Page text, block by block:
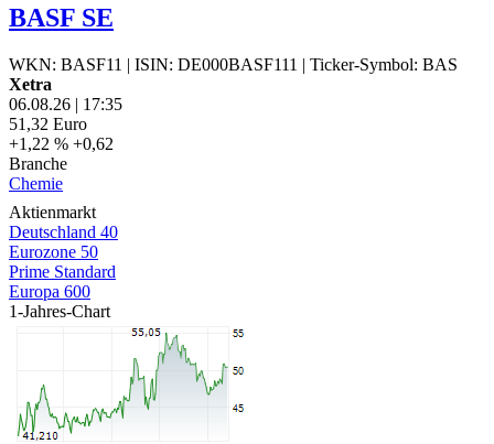
BASF SE
WKN: BASF11 | ISIN: DE000BASF111 | Ticker-Symbol: BAS
Xetra
06.08.26 | 17:35
51,32 Euro
+1,22 % +0,62
Branche
Chemie
Aktienmarkt
Deutschland 40
Eurozone 50
Prime Standard
Europa 600
1-Jahres-Chart